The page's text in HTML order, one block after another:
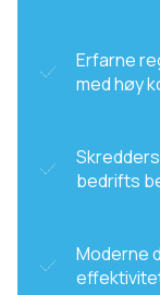
Erfarne
med høy
bedrifts
Moderne